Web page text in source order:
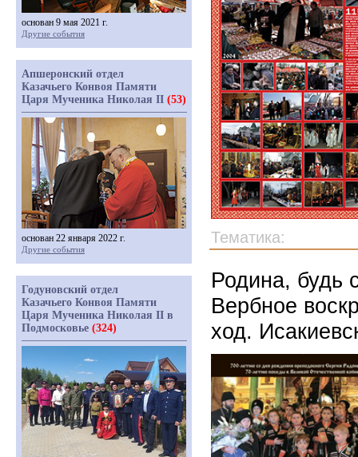
Тематика:
Родина, будь
Вербное
ход.
основан 9 мая 2021 г.
Другие события
Апшеронский отдел
Казачьего Конвоя Памяти
Царя Мученика Николая II (53)
основан 22 января 2022 г.
Другие события
Годуновский отдел
Казачьего Конвоя Памяти
Царя Мученика Николая II в
Подмосковье (324)